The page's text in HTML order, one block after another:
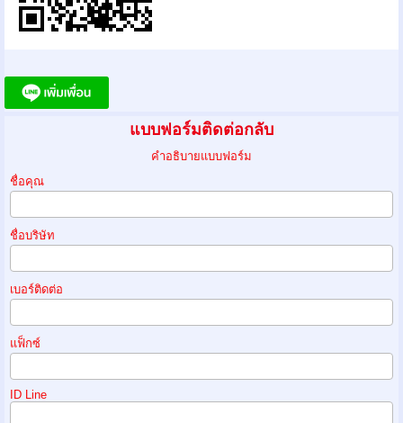
แบบฟอร์มติดต่อกลับ
คำอธิบายแบบฟอร์ม
ชื่อคุณ
ชื่อบริษัท
เบอร์ติดต่อ
แฟ็กซ์
ID Line